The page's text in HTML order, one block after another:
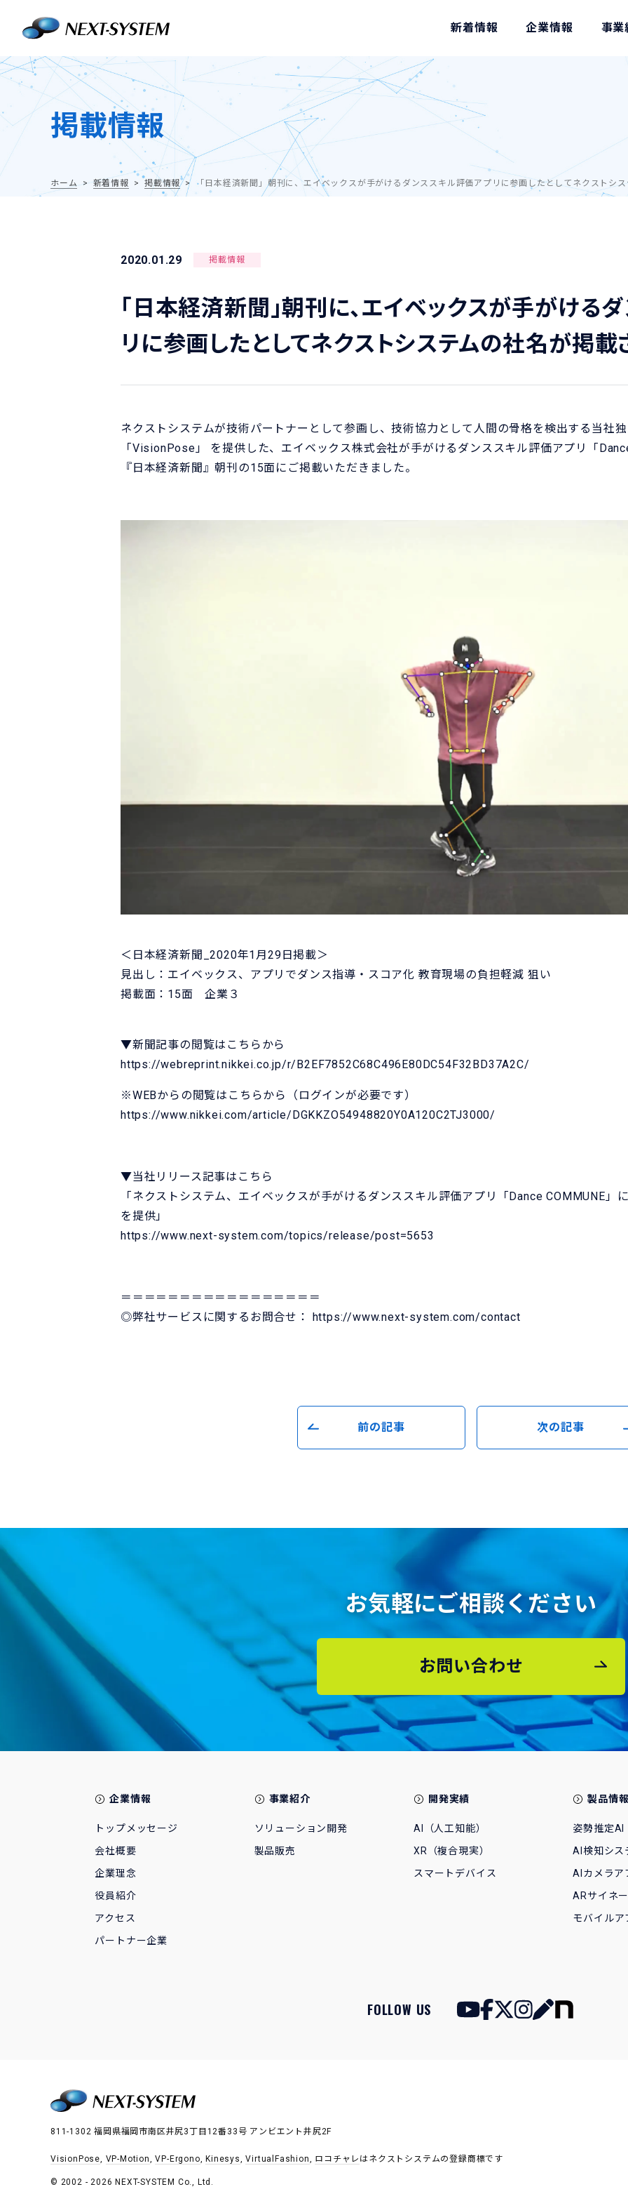
新着情報 企業情報 事業
掲載情報
ホーム 新着情報 掲載情報 「日本経済新聞」朝刊に、エイベックスが手がけるダンススキル評価アプリに参画したとしてネクストシス
2020.01.29 掲載情報
「日本経済新聞」朝刊に、エイベックスが手がける
リに参画したとしてネクストシステムの社名が掲載
ネクストシステムが技術パートナーとして参画し、技術協力として人間の骨格を検出する当社
「VisionPose」 を提供した、エイベックス株式会社が手がけるダンススキル評価アプリ「
『日本経済新聞』朝刊の15面にご掲載いただきました。
＜日本経済新聞_2020年1月29日掲載＞
見出し：エイベックス、アプリでダンス指導・スコア化 教育現場の負担軽減 狙い
掲載面：15面 企業３
▼新聞記事の閲覧はこちらから
https://webreprint.nikkei.co.jp/r/B2EF7852C68C496E80DC54F32BD37A2C/
※WEBからの閲覧はこちらから（ログインが必要です）
https://www.nikkei.com/article/DGKKZO54948820Y0A120C2TJ3000/
▼当社リリース記事はこちら
「ネクストシステム、エイベックスが手がけるダンススキル評価アプリ「Dance COMMUNE
を提供」
https://www.next-system.com/topics/release/post=5653
＝＝＝＝＝＝＝＝＝＝＝＝＝＝＝＝＝
◎弊社サービスに関するお問合せ： https://www.next-system.com/contact
前の記事 次の記事
お気軽にご相談ください
お問い合わせ
企業情報
トップメッセージ
会社概要
企業理念
役員紹介
アクセス
パートナー企業
事業紹介
ソリューション開発
製品販売
開発実績
AI（人工知能）
XR（複合現実）
スマートデバイス
製品情報
姿勢推定AI
AI検知シス
AIカメラア
ARサイネ
モバイルア
FOLLOW US
811-1302 福岡県福岡市南区井尻3丁目12番33号 アンビエント井尻2F
VisionPose, VP-Motion,VP-Ergono, Kinesys,VirtualFashion, ロコチャレ はネクストシステムの登録商標です
© 2002 - 2026 NEXT-SYSTEM Co., Ltd.